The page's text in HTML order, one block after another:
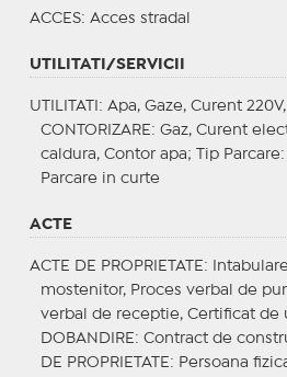
ACCES: Acces stradal
UTILITATI/SERVICII
UTILITATI : Apa, Gaze, Curent
CONTORIZARE : Gaz, Curent
caldura, Contor apa;
Tip Parcare
Parcare in curte
ACTE
ACTE DE PROPRIETATE :
mostenitor, Proces verbal de
verbal de receptie, Certificat de
DOBANDIRE : Contract de
DE PROPRIETATE : Persoana